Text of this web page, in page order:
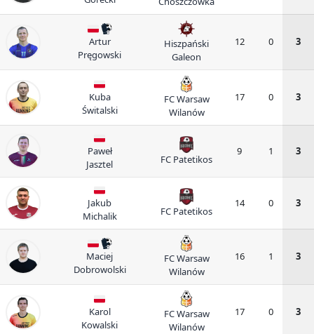
Artur
Pręgowski
Hiszpański
Galeon
12 0 3
Kuba
Świtalski
FC Warsaw
Wilanów
17 0 3
Paweł
Jasztel
FC Patetikos
9 1 3
Jakub
Michalik
FC Patetikos
14 0 3
Maciej
Dobrowolski
FC Warsaw
Wilanów
16 1 3
Karol
Kowalski
FC Warsaw
Wilanów
17 0 3